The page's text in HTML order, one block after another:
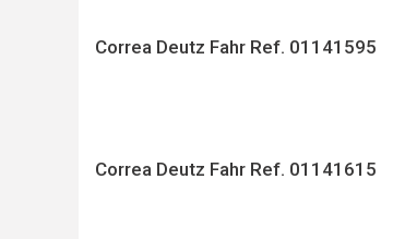
Correa Deutz Fahr Ref. 01141595
Correa Deutz Fahr Ref. 01141615